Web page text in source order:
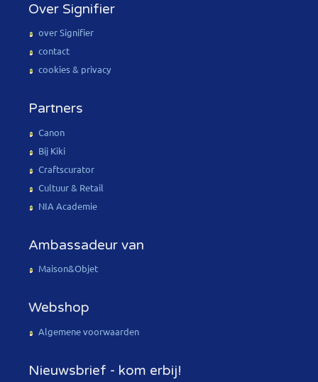
Over Signifier
over Signifier
contact
cookies & privacy
Partners
Canon
Bij Kiki
Craftscurator
Cultuur & Retail
NIA Academie
Ambassadeur van
Maison&Objet
Webshop
Algemene voorwaarden
Nieuwsbrief - kom erbij!